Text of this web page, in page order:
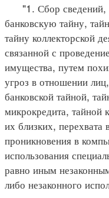
"1. Сбор сведений,
банковскую тайну,
тайну коллекторской
связанной с
имущества, путем
угроз в отношении
банковской тайной,
микрокредита, тайной
их близких, перехвата
проникновения в
использования
равно иным
либо незаконного